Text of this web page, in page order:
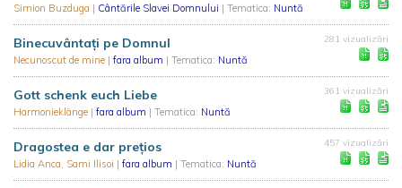
Simion Buzduga | Cântările Slavei Domnului | Tematica: Nuntă
Binecuvântați pe Domnul
Necunoscut de mine | fara album | Tematica: Nuntă
281 vizualizări
Gott schenk euch Liebe
Harmonieklänge | fara album | Tematica: Nuntă
361 vizualizări
Dragostea e dar preţios
Lidia Anca, Sami Ilisoi | fara album | Tematica: Nuntă
457 vizualizări